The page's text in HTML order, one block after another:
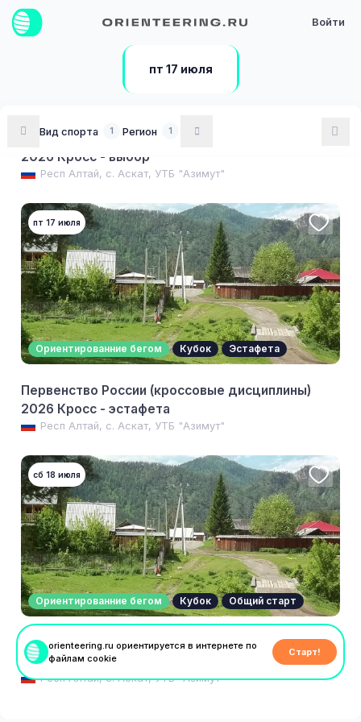
Войти
пт 17 июля
Вид спорта 1 Регион 1
Ориентированние бегом Выбор
Первенство России (кроссовые дисциплины)
2026 Кросс - выбор
Респ Алтай, с. Аскат, УТБ "Азимут"
пт 17 июля
Ориентированние бегом Кубок Эстафета
Первенство России (кроссовые дисциплины)
2026 Кросс - эстафета
Респ Алтай, с. Аскат, УТБ "Азимут"
сб 18 июля
Ориентированние бегом Кубок Общий старт
Первенство России (кроссовые дисциплины)
2026 Кросс - лонг (общий старт)
Респ Алтай, с. Аскат, УТБ "Азимут"
orienteering.ru ориентируется в интернете по
файлам cookie
Старт!